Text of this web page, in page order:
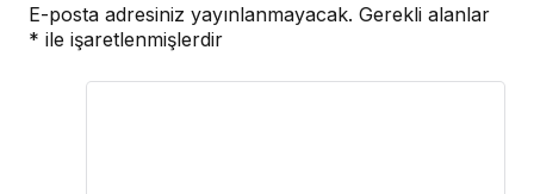
E-posta adresiniz yayınlanmayacak. Gerekli alanlar
* ile işaretlenmişlerdir